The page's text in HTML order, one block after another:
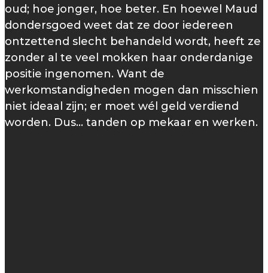
oud; hoe jonger, hoe beter. En hoewel Maud
dondersgoed weet dat ze door iedereen
ontzettend slecht behandeld wordt, heeft ze
zonder al te veel mokken haar onderdanige
positie ingenomen. Want de
werkomstandigheden mogen dan misschien
niet ideaal zijn; er moet wél geld verdiend
worden. Dus… tanden op mekaar en werken.